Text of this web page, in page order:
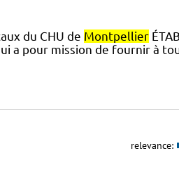
du CHU de Montpellier
a pour mission de fournir à
relevance: